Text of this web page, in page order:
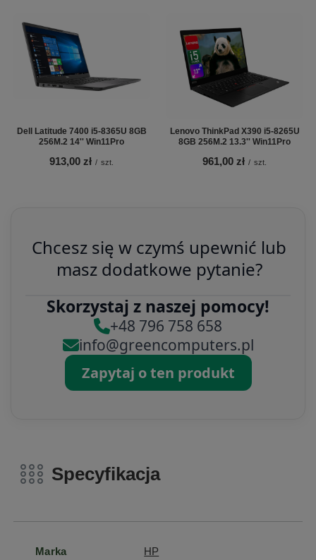
Dell Latitude 7400 i5-8365U 8GB
256M.2 14'' Win11Pro
913,00 zł / szt.
Lenovo ThinkPad X390 i5-8265U
8GB 256M.2 13.3'' Win11Pro
961,00 zł / szt.
Chcesz się w czymś upewnić lub
masz dodatkowe pytanie?
Skorzystaj z naszej pomocy!
+48 796 758 658
info@greencomputers.pl
Zapytaj o ten produkt
Specyfikacja
Marka HP